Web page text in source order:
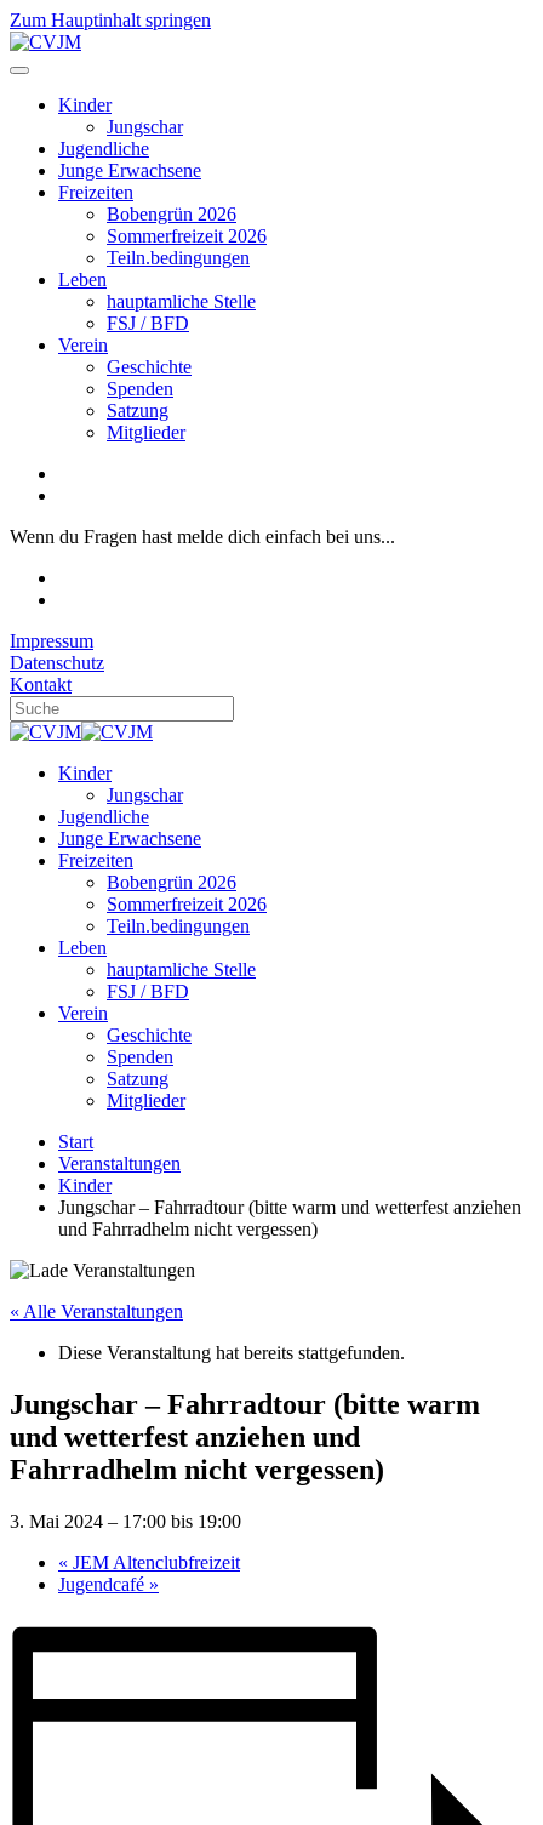
Zum Hauptinhalt springen
Kinder
Jungschar
Jugendliche
Junge Erwachsene
Freizeiten
Bobengrün 2026
Sommerfreizeit 2026
Teiln.bedingungen
Leben
hauptamliche Stelle
FSJ / BFD
Verein
Geschichte
Spenden
Satzung
Mitglieder
Wenn du Fragen hast melde dich einfach bei uns...
Impressum
Datenschutz
Kontakt
Kinder
Jungschar
Jugendliche
Junge Erwachsene
Freizeiten
Bobengrün 2026
Sommerfreizeit 2026
Teiln.bedingungen
Leben
hauptamliche Stelle
FSJ / BFD
Verein
Geschichte
Spenden
Satzung
Mitglieder
Start
Veranstaltungen
Kinder
Jungschar – Fahrradtour (bitte warm und wetterfest anziehen
und Fahrradhelm nicht vergessen)
« Alle Veranstaltungen
Diese Veranstaltung hat bereits stattgefunden.
Jungschar – Fahrradtour (bitte warm
und wetterfest anziehen und
Fahrradhelm nicht vergessen)
3. Mai 2024 – 17:00 bis 19:00
« JEM Altenclubfreizeit
Jugendcafé »